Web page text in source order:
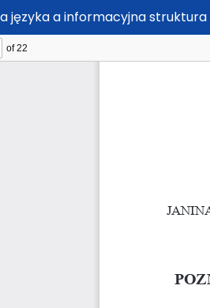
języka a informacyjna